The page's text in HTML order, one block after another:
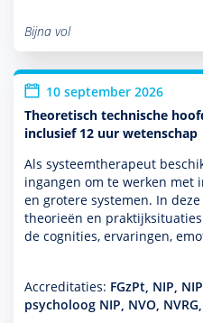
Bijna vol
10 september 2026
Theoretisch technische
inclusief 12 uur wetenschap
Als systeem­thera­peut
ingangen om te werken met
en grotere systemen. In
theorieën en
de cognities, ervaringen,
Accreditaties: FGzPt, NIP,
psycholoog NIP, NVO, NVRG,